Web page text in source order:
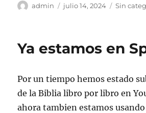
Autor
admin
Publicado
julio 14, 2024 Sin
Ya estamos en
Por un tiempo hemos estado
de la Biblia libro por libro en
ahora tambien estamos